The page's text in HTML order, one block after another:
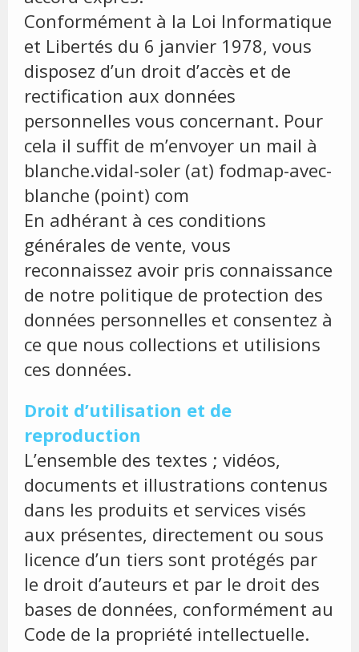
Conformément à la Loi Informatique
et Libertés du 6 janvier 1978, vous
disposez d’un droit d’accès et de
rectification aux données
personnelles vous concernant. Pour
cela il suffit de m’envoyer un mail à
blanche.vidal-soler (at) fodmap-avec-
blanche (point) com
En adhérant à ces conditions
générales de vente, vous
reconnaissez avoir pris connaissance
de notre politique de protection des
données personnelles et consentez à
ce que nous collections et utilisions
ces données.
Droit d’utilisation et de
reproduction
L’ensemble des textes ; vidéos,
documents et illustrations contenus
dans les produits et services visés
aux présentes, directement ou sous
licence d’un tiers sont protégés par
le droit d’auteurs et par le droit des
bases de données, conformément au
Code de la propriété intellectuelle.